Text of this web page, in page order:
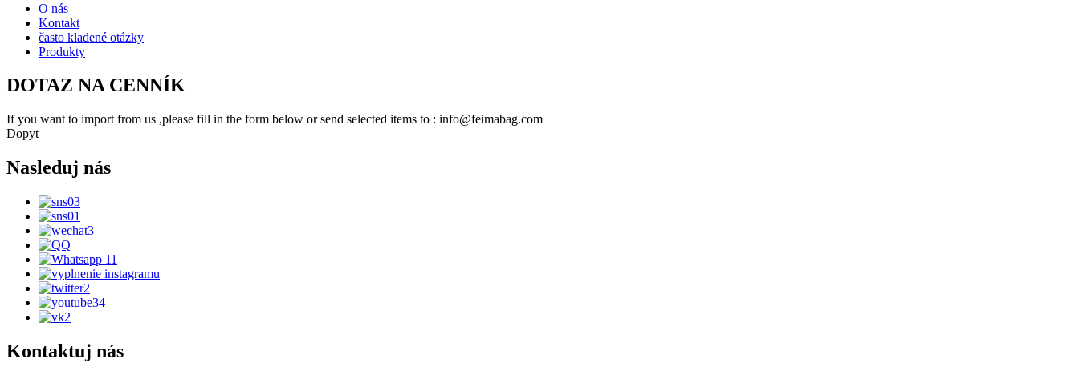
O nás
Kontakt
často kladené otázky
Produkty
DOTAZ NA CENNÍK
If you want to import from us ,please fill in the form below or send selected items to : info@feimabag.com
Dopyt
Nasleduj nás
Kontaktuj nás